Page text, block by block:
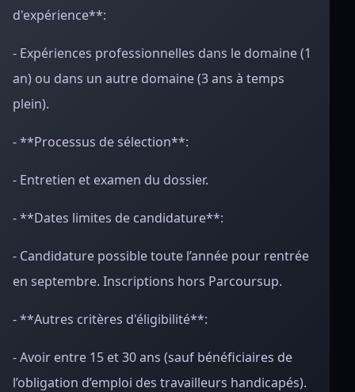
d'expérience**:
- Expériences professionnelles dans le domaine (1
an) ou dans un autre domaine (3 ans à temps
plein).
- **Processus de sélection**:
- Entretien et examen du dossier.
- **Dates limites de candidature**:
- Candidature possible toute l’année pour rentrée
en septembre. Inscriptions hors Parcoursup.
- **Autres critères d'éligibilité**:
- Avoir entre 15 et 30 ans (sauf bénéficiaires de
l’obligation d’emploi des travailleurs handicapés).